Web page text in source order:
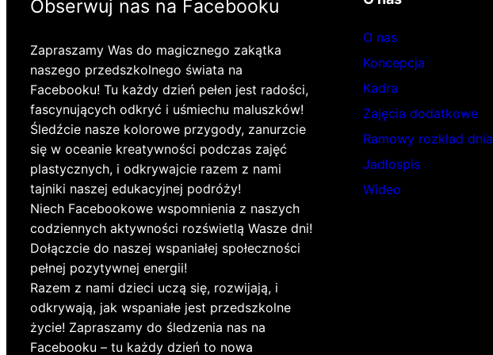
Obserwuj nas na Facebooku
Zapraszamy Was do magicznego zakątka
naszego przedszkolnego świata na
Facebooku! Tu każdy dzień pełen jest radości,
fascynujących odkryć i uśmiechu maluszków!
Śledźcie nasze kolorowe przygody, zanurzcie
się w oceanie kreatywności podczas zajęć
plastycznych, i odkrywajcie razem z nami
tajniki naszej edukacyjnej podróży!
Niech Facebookowe wspomnienia z naszych
codziennych aktywności rozświetlą Wasze dni!
Dołączcie do naszej wspaniałej społeczności
pełnej pozytywnej energii!
Razem z nami dzieci uczą się, rozwijają, i
odkrywają, jak wspaniałe jest przedszkolne
życie! Zapraszamy do śledzenia nas na
Facebooku – tu każdy dzień to nowa
O nas
Koncepcja
Kadra
Zajęcia dodatkowe
Ramowy rozkład dnia
Jadłospis
Wideo